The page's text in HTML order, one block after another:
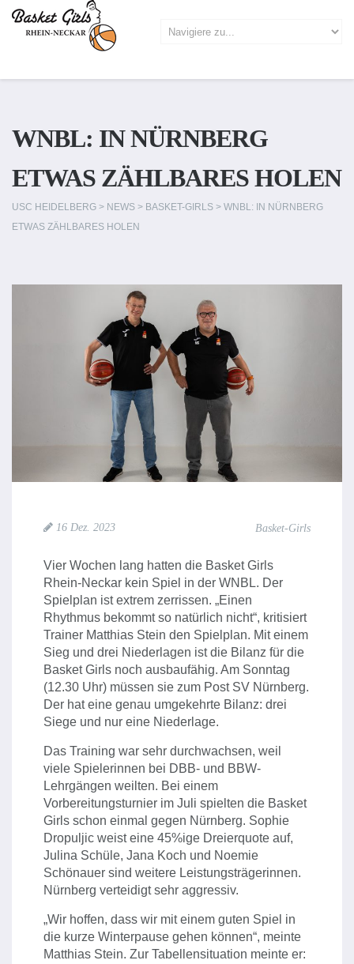
WNBL: IN NÜRNBERG
ETWAS ZÄHLBARES HOLEN
USC HEIDELBERG > NEWS > BASKET-GIRLS > WNBL: IN NÜRNBERG
ETWAS ZÄHLBARES HOLEN
16 Dez. 2023 Basket-Girls
Vier Wochen lang hatten die Basket Girls
Rhein-Neckar kein Spiel in der WNBL. Der
Spielplan ist extrem zerrissen. „Einen
Rhythmus bekommt so natürlich nicht“, kritisiert
Trainer Matthias Stein den Spielplan. Mit einem
Sieg und drei Niederlagen ist die Bilanz für die
Basket Girls noch ausbaufähig. Am Sonntag
(12.30 Uhr) müssen sie zum Post SV Nürnberg.
Der hat eine genau umgekehrte Bilanz: drei
Siege und nur eine Niederlage.
Das Training war sehr durchwachsen, weil
viele Spielerinnen bei DBB- und BBW-
Lehrgängen weilten. Bei einem
Vorbereitungsturnier im Juli spielten die Basket
Girls schon einmal gegen Nürnberg. Sophie
Dropuljic weist eine 45%ige Dreierquote auf,
Julina Schüle, Jana Koch und Noemie
Schönauer sind weitere Leistungsträgerinnen.
Nürnberg verteidigt sehr aggressiv.
„Wir hoffen, dass wir mit einem guten Spiel in
die kurze Winterpause gehen können“, meinte
Matthias Stein. Zur Tabellensituation meinte er: